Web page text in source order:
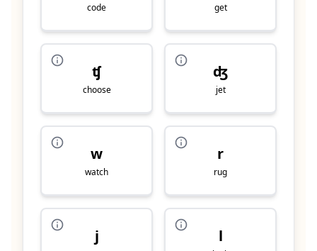
code get
ʧ
choose
ʤ
jet
w
watch
r
rug
j l